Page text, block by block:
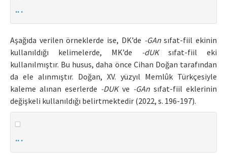
.. .
Aşağıda verilen örneklerde ise, DK’de -GAnsıfat-fiil ekinin
kullanıldığı kelimelerde, MK’de -dUKsıfat-fiil eki
kullanılmıştır. Bu husus, daha önce Cihan Doğan tarafından
da ele alınmıştır. Doğan, XV. yüzyıl Memlûk Türkçesiyle
kaleme alınan eserlerde -DUKve -GAnsıfat-fiil eklerinin
değişkeli kullanıldığı belirtmektedir (2022, s. 196-197).
.. .